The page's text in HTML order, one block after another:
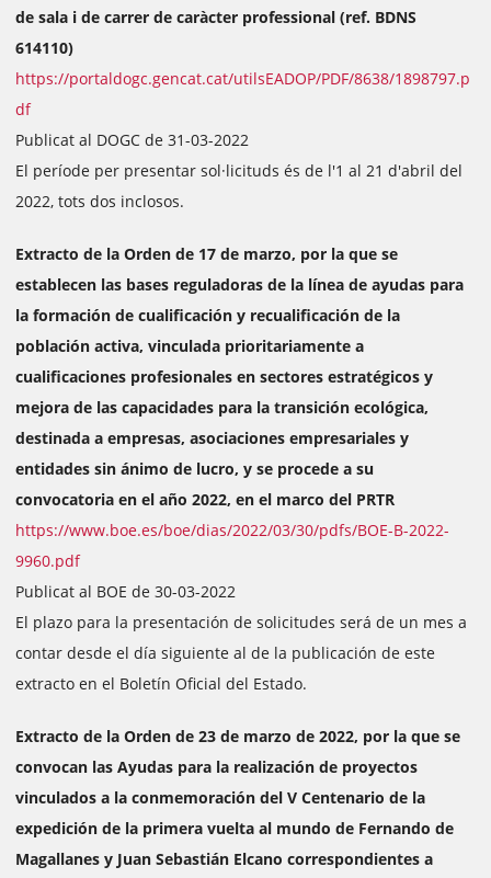
de sala i de carrer de caràcter professional (ref. BDNS
614110)
https://portaldogc.gencat.cat/utilsEADOP/PDF/8638/1898797.p
df
Publicat al DOGC de 31-03-2022
El període per presentar sol·licituds és de l'1 al 21 d'abril del
2022, tots dos inclosos.
Extracto de la Orden de 17 de marzo, por la que se
establecen las bases reguladoras de la línea de ayudas para
la formación de cualificación y recualificación de la
población activa, vinculada prioritariamente a
cualificaciones profesionales en sectores estratégicos y
mejora de las capacidades para la transición ecológica,
destinada a empresas, asociaciones empresariales y
entidades sin ánimo de lucro, y se procede a su
convocatoria en el año 2022, en el marco del PRTR
https://www.boe.es/boe/dias/2022/03/30/pdfs/BOE-B-2022-
9960.pdf
Publicat al BOE de 30-03-2022
El plazo para la presentación de solicitudes será de un mes a
contar desde el día siguiente al de la publicación de este
extracto en el Boletín Oficial del Estado.
Extracto de la Orden de 23 de marzo de 2022, por la que se
convocan las Ayudas para la realización de proyectos
vinculados a la conmemoración del V Centenario de la
expedición de la primera vuelta al mundo de Fernando de
Magallanes y Juan Sebastián Elcano correspondientes a